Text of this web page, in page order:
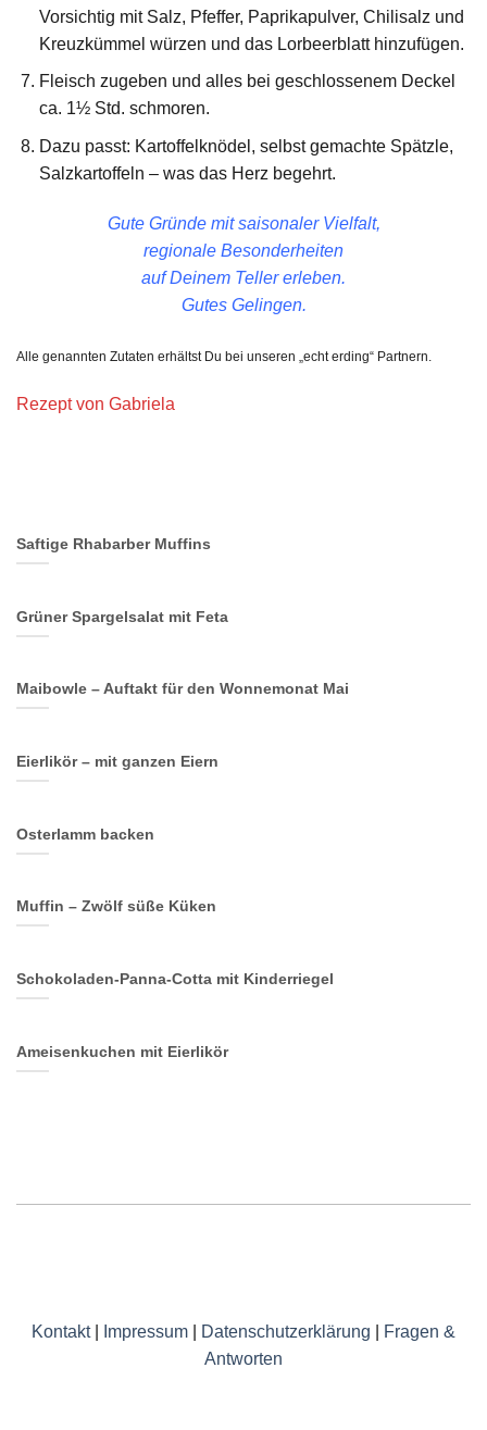
Saftige Rhabarber Muffins
Grüner Spargelsalat mit Feta
Maibowle – Auftakt für den Wonnemonat Mai
Eierlikör – mit ganzen Eiern
Osterlamm backen
Muffin – Zwölf süße Küken
Schokoladen-Panna-Cotta mit Kinderriegel
Ameisenkuchen mit Eierlikör
Vorsichtig mit Salz, Pfeffer, Paprikapulver, Chilisalz und
Kreuzkümmel würzen und das Lorbeerblatt hinzufügen.
Fleisch zugeben und alles bei geschlossenem Deckel
ca. 1½ Std. schmoren.
Dazu passt: Kartoffelknödel, selbst gemachte Spätzle,
Salzkartoffeln – was das Herz begehrt.
Gute Gründe mit saisonaler Vielfalt,
regionale Besonderheiten
auf Deinem Teller erleben.
Gutes Gelingen.
Alle genannten Zutaten erhältst Du bei unseren „echt erding“ Partnern.
Rezept von Gabriela
Kontakt| Impressum Datenschutzerklärung
Fragen &
Antworten